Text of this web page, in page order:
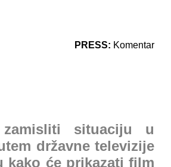
PRESS: Komentar
situaciju u
državne televizije
kako će prikazati film